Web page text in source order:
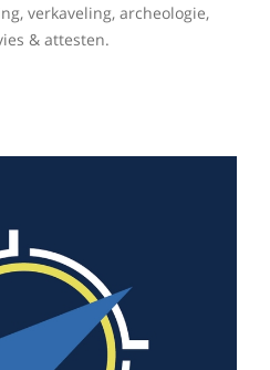
verkaveling, archeologie,
& attesten.